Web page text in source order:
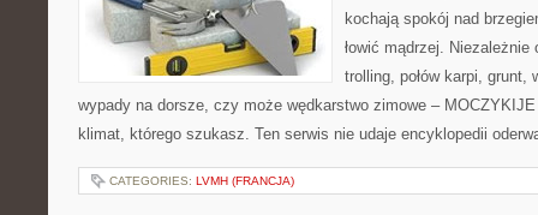
kochają spokój nad
łowić mądrzej.
trolling, połów karpi, grunt,
wypady na dorsze, czy może wędkarstwo zimowe – MOCZYKIJE
klimat, którego szukasz. Ten serwis nie udaje encyklopedii
CATEGORIES: LVMH (FRANCJA)